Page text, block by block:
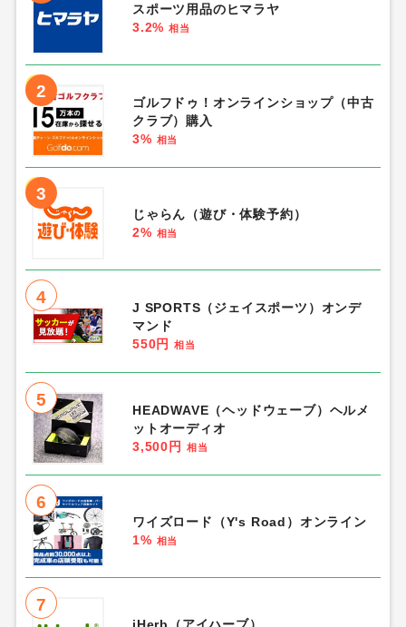
スポーツ用品のヒマラヤ
3.2% 相当
2
ゴルフドゥ！オンラインショップ（中古
クラブ）購入
3% 相当
3
じゃらん（遊び・体験予約）
2% 相当
4
J SPORTS（ジェイスポーツ）オンデ
マンド
550円
相当
5
HEADWAVE（ヘッドウェーブ）ヘルメ
ットオーディオ
3,500円
相当
6
ワイズロード（Y's Road）オンライン
1% 相当
7